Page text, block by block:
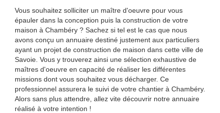
Vous souhaitez solliciter un maître d'oeuvre pour vous
épauler dans la conception puis la construction de votre
maison à Chambéry ? Sachez si tel est le cas que nous
avons conçu un annuaire destiné justement aux particuliers
ayant un projet de construction de maison dans cette ville de
Savoie. Vous y trouverez ainsi une sélection exhaustive de
maîtres d'oeuvre en capacité de réaliser les différentes
missions dont vous souhaitez vous décharger. Ce
professionnel assurera le suivi de votre chantier à Chambéry.
Alors sans plus attendre, allez vite découvrir notre annuaire
réalisé à votre intention !